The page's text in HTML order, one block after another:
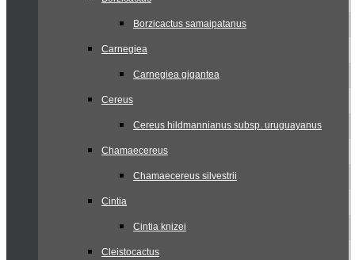
Borzicactus samaipatanus
Carnegiea
Carnegiea gigantea
Cereus
Cereus hildmannianus subsp. uruguayanus
Chamaecereus
Chamaecereus silvestrii
Cintia
Cintia knizei
Cleistocactus